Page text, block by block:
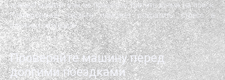
нужный момент вам не пришлось тратить время на поиск.
Планирование заранее поможет сократить стресс в
сложных ситуациях.
Проверяйте машину перед
долгими поездками